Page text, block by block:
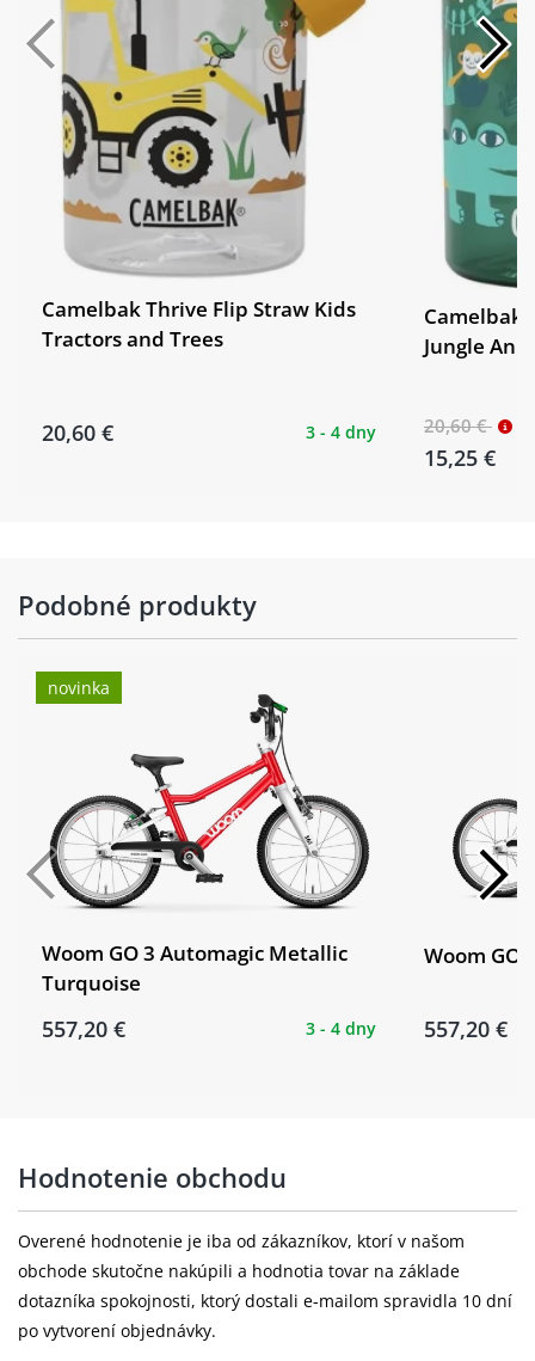
Camelbak Thrive Flip Straw Kids
Tractors and Trees
20,60 € 3 - 4 dny
Camelbak
Jungle
20,60 €
15,25 €
Podobné produkty
novinka
Woom GO 3 Automagic Metallic
Turquoise
557,20 € 3 - 4 dny
Woom GO
557,20 €
Hodnotenie obchodu
Overené hodnotenie je iba od zákazníkov, ktorí v našom
obchode skutočne nakúpili a hodnotia tovar na základe
dotazníka spokojnosti, ktorý dostali e-mailom spravidla 10 dní
po vytvorení objednávky.